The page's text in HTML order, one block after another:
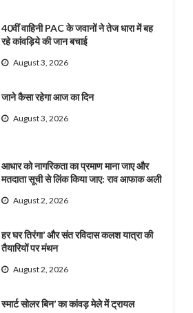
40वीं वाहिनी PAC के जवानों ने तेज धारा में बह
रहे कांवड़िये की जान बचाई
August 3, 2026
जाने कैसा रहेगा आज का दिन
August 3, 2026
आधार को नागरिकता का प्रमाण माना जाए और
मतदाता सूची से लिंक किया जाए: राव आफाक अली
August 2, 2026
हर घर तिरंगा’ और संत रविदास कलश यात्रा की
तैयारियों पर मंथन
August 2, 2026
स्मार्ट सोलर बिन’ का कांवड़ मेले में ट्रायल